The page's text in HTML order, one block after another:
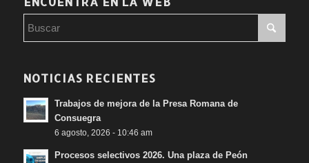
NOTICIAS RECIENTES
Trabajos de mejora de la Presa Romana de
Consuegra
6 agosto, 2026 - 10:46 am
Procesos selectivos 2026. Una plaza de Peón